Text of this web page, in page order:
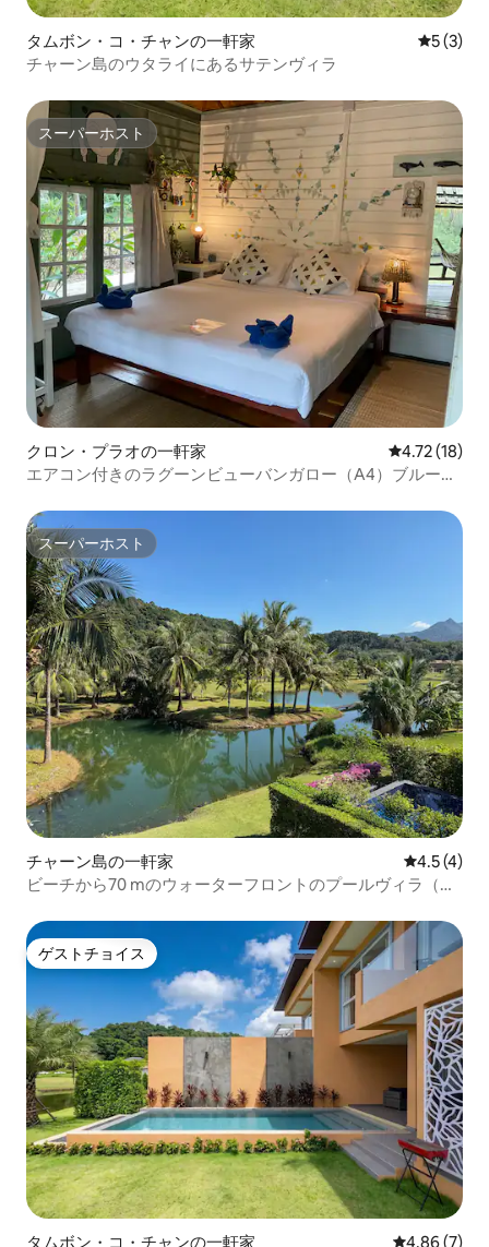
タムボン・コ・チャンの一軒家 レビュー
5 (3)
チャーン島のウタライにあるサテンヴィラ
スーパーホスト
スーパーホスト
クロン・プラオの一軒家 レビュー18
4.72 (18)
エアコン付きのラグーンビューバンガロー（A4）ブルーラ
スーパーホスト
スーパーホスト
チャーン島の一軒家 レビュー4
4.5 (4)
ビーチから70 mのウォーターフロントのプールヴィラ（寝
ゲストチョイス
ゲストチョイス
タムボン・コ・チャンの一軒家 レビュー7
4.86 (7)